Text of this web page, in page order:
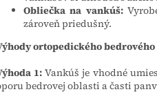
Obliečka na vankúš:
zároveň priedušný.
ortopedického
1: Vankúš je vhodné
bedrovej oblasti a časti